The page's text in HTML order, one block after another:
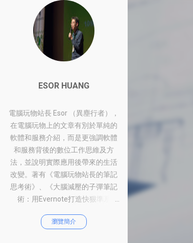
ESOR HUANG
電腦玩物站長 Esor （異塵行者），
在電腦玩物上的文章有別於單純的
軟體和服務介紹，而是更強調軟體
和服務背後的數位工作思維及方
法，並說明實際應用後帶來的生活
改變。著有《電腦玩物站長的筆記
思考術》、《大腦減壓的子彈筆記
術：用Evernote打造快狠準系
作術：從職場到人生的100個聰明
瀏覽簡介